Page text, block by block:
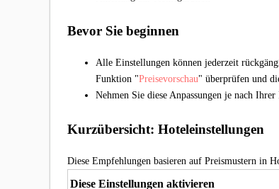
Bevor Sie beginnen
Alle Einstellungen können jederzeit
Funktion "Preisevorschau" überprüfen und
Nehmen Sie diese Anpassungen je nach
Kurzübersicht: Hoteleinstellungen
Diese Empfehlungen basieren auf Preismustern in
Diese Einstellungen aktivieren